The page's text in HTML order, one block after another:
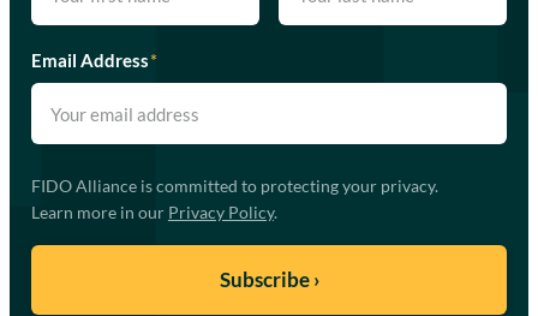
Email Address*
FIDO Alliance is committed to protecting your privacy.
Learn more in our Privacy Policy.